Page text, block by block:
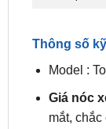
Thông số
mắt, chắc
Bộ sản
bằng